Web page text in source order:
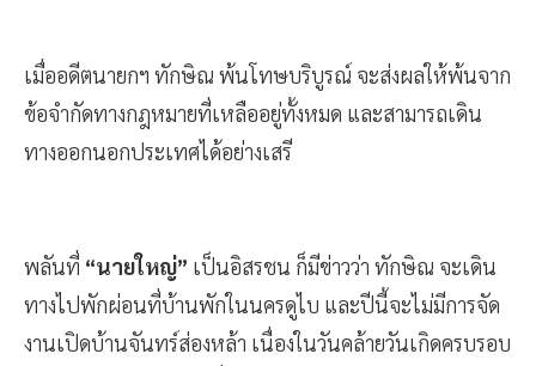
เมื่ออดีตนายกฯ ทักษิณ พ้นโทษบริบูรณ์ จะส่งผลให้พ้นจาก
ข้อจำกัดทางกฎหมายที่เหลืออยู่ทั้งหมด และสามารถเดิน
ทางออกนอกประเทศได้อย่างเสรี
พลันที่ “นายใหญ่” เป็นอิสรชน ก็มีข่าวว่า ทักษิณ จะเดิน
ทางไปพักผ่อนที่บ้านพักในนครดูไบ และปีนี้จะไม่มีการจัด
งานเปิดบ้านจันทร์ส่องหล้า เนื่องในวันคล้ายวันเกิดครบรอบ